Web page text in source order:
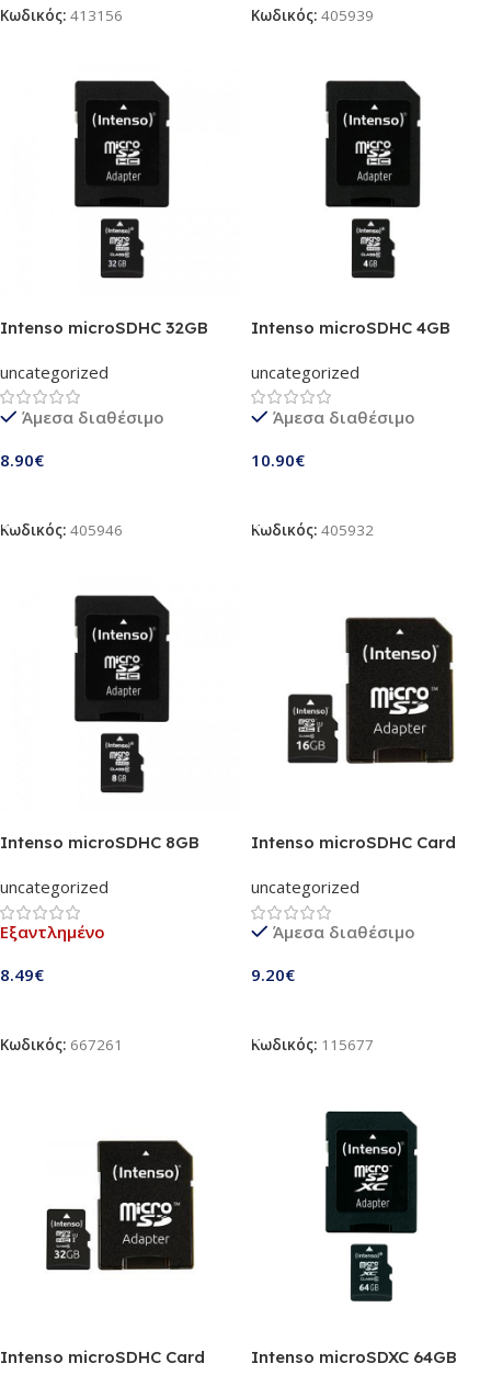
Κωδικός: 413156 Κωδικός: 405939
Intenso microSDHC 32GB
uncategorized
Άμεσα διαθέσιμο
8.90€
Κωδικός: 405946
Intenso microSDHC 4GB
uncategorized
Άμεσα διαθέσιμο
10.90€
Κωδικός: 405932
Intenso microSDHC 8GB
uncategorized
Εξαντλημένο
8.49€
Κωδικός: 667261
Intenso microSDHC Card
I (3423470)
uncategorized
Άμεσα διαθέσιμο
9.20€
Κωδικός: 115677
Intenso microSDHC Card
Intenso microSDXC 64GB